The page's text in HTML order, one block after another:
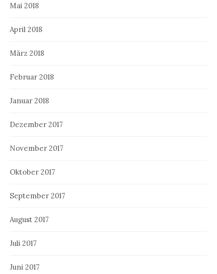
Mai 2018
April 2018
März 2018
Februar 2018
Januar 2018
Dezember 2017
November 2017
Oktober 2017
September 2017
August 2017
Juli 2017
Juni 2017